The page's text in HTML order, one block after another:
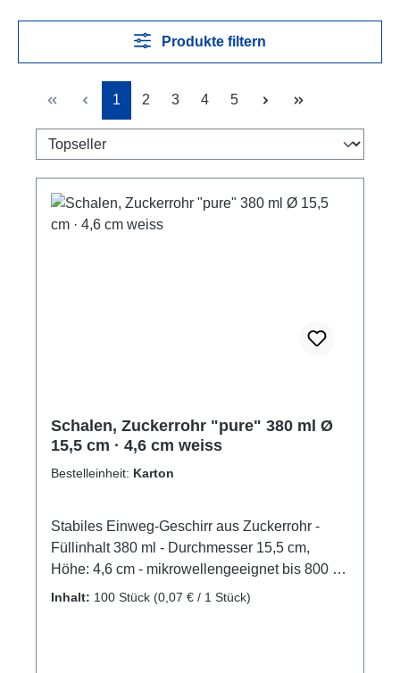
Produkte filtern
Seite
1 Seite
2 Seite
3 Seite
4 Seite
5
Schalen, Zuckerrohr "pure" 380 ml Ø
15,5 cm · 4,6 cm weiss
Bestelleinheit: Karton
Stabiles Einweg-Geschirr aus Zuckerrohr -
Füllinhalt 380 ml - Durchmesser 15,5 cm,
Höhe: 4,6 cm - mikrowellengeeignet bis 800 W
( maximal 2 Minuten ) - hergestellt aus
Inhalt: 100 Stück (0,07 € / 1 Stück)